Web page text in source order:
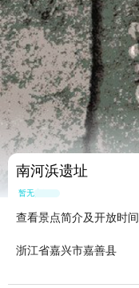
南河浜遗址
暂无点评
查看景点简介及开放时间
浙江省嘉兴市嘉善县
